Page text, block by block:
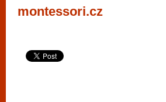
montessori.cz